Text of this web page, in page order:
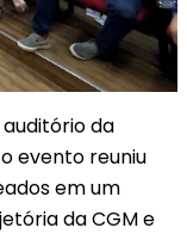
da
evento reuniu
em um
da CGM e